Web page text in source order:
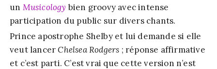
un Musicology bien groovy avec intense
participation du public sur divers chants.
Prince apostrophe Shelby et lui demande si elle
veut lancerChelsea Rodgers ; réponse affirmative
et c’est parti. C’est vrai que cette version n’est